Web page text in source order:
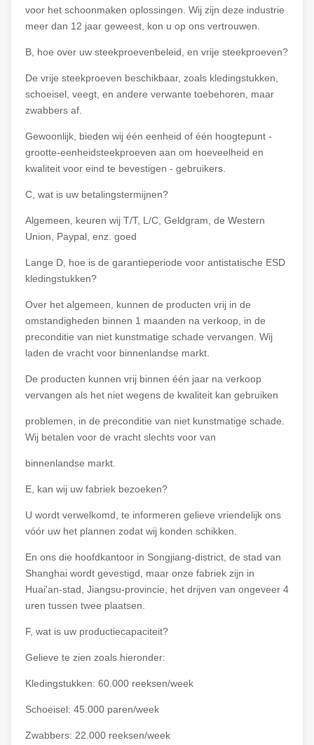
voor het schoonmaken oplossingen. Wij zijn deze industrie
meer dan 12 jaar geweest, kon u op ons vertrouwen.
B, hoe over uw steekproevenbeleid, en vrije steekproeven?
De vrije steekproeven beschikbaar, zoals kledingstukken,
schoeisel, veegt, en andere verwante toebehoren, maar
zwabbers af.
Gewoonlijk, bieden wij één eenheid of één hoogtepunt -
grootte-eenheidsteekproeven aan om hoeveelheid en
kwaliteit voor eind te bevestigen - gebruikers.
C, wat is uw betalingstermijnen?
Algemeen, keuren wij T/T, L/C, Geldgram, de Western
Union, Paypal, enz. goed
Lange D, hoe is de garantieperiode voor antistatische ESD
kledingstukken?
Over het algemeen, kunnen de producten vrij in de
omstandigheden binnen 1 maanden na verkoop, in de
preconditie van niet kunstmatige schade vervangen. Wij
laden de vracht voor binnenlandse markt.
De producten kunnen vrij binnen één jaar na verkoop
vervangen als het niet wegens de kwaliteit kan gebruiken
problemen, in de preconditie van niet kunstmatige schade.
Wij betalen voor de vracht slechts voor van
binnenlandse markt.
E, kan wij uw fabriek bezoeken?
U wordt verwelkomd, te informeren gelieve vriendelijk ons
vóór uw het plannen zodat wij konden schikken.
En ons die hoofdkantoor in Songjiang-district, de stad van
Shanghai wordt gevestigd, maar onze fabriek zijn in
Huai'an-stad, Jiangsu-provincie, het drijven van ongeveer 4
uren tussen twee plaatsen.
F, wat is uw productiecapaciteit?
Gelieve te zien zoals hieronder:
Kledingstukken: 60.000 reeksen/week
Schoeisel: 45.000 paren/week
Zwabbers: 22.000 reeksen/week